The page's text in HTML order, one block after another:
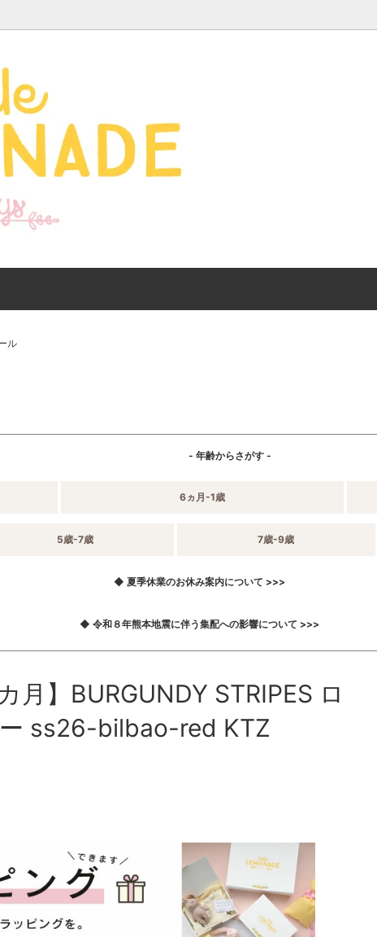
Goods - 雑貨 -
Brands
【出産ギフト特集】 出産祝
いにおすすめのアイテムを
ご紹介
ル
- 年齢からさがす -
6ヵ月-1歳
5歳-7歳 7歳-9歳
◆ 夏季休業のお休み案内について >>>
◆ 令和８年熊本地震に伴う集配への影響について >>>
月】BURGUNDY STRIPES ロ
ss26-bilbao-red KTZ